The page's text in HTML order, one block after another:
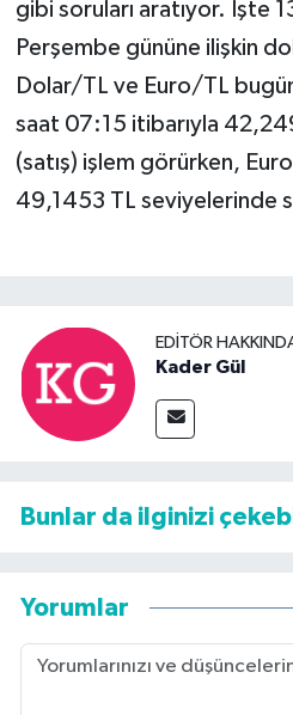
gibi soruları aratıyor. İşte
Perşembe gününe ilişkin
Dolar/TL ve Euro/TL
saat 07:15 itibarıyla
(satış) işlem görürken,
49,1453 TL seviyelerinde
EDITÖR
Kader Gül
Bunlar da ilginizi
Yorumlar